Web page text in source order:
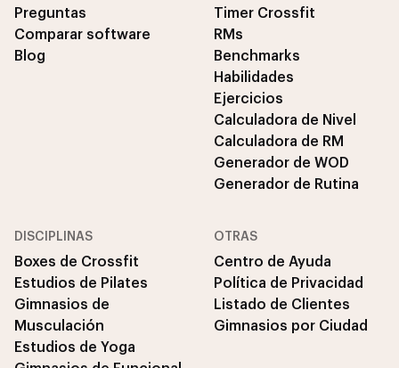
Preguntas
Comparar software
Blog
Timer Crossfit
RMs
Benchmarks
Habilidades
Ejercicios
Calculadora de Nivel
Calculadora de RM
Generador de WOD
Generador de Rutina
DISCIPLINAS
Boxes de Crossfit
Estudios de Pilates
Gimnasios de
Musculación
Estudios de Yoga
OTRAS
Centro de Ayuda
Política de Privacidad
Listado de Clientes
Gimnasios por Ciudad